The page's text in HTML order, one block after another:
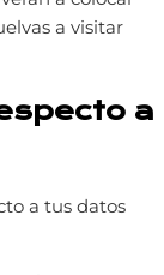
a visitar
a
a tus datos